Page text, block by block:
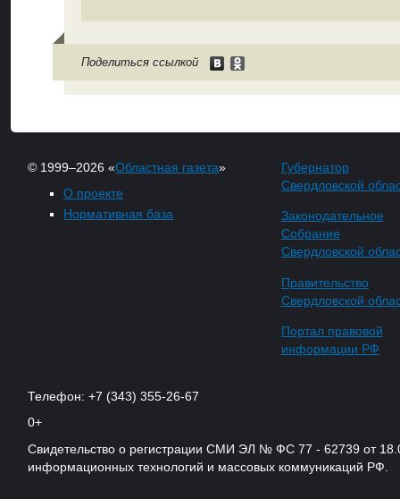
Поделиться ссылкой
© 1999–2026 «Областная газета»
О проекте
Нормативная база
Губернатор
Свердловской
Законодательное
Собрание
Свердловской
Правительство
Свердловской
Портал правовой
информации РФ
Телефон: +7 (343) 355-26-67
0+
Свидетельство о регистрации СМИ ЭЛ № ФС 77 - 62739 от
информационных технологий и массовых коммуникаций РФ.